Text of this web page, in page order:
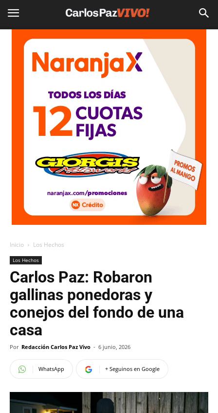
Inicio Los Hechos
Los Hechos
Carlos Paz: Robaron
gallinas ponedoras y
conejos del fondo de una
casa
Por Redacción Carlos Paz Vivo - 6 junio, 2026
WhatsApp + Seguinos en Google